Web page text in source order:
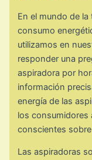
En el mundo de
consumo
utilizamos en
responder una
aspiradora por
información
energía de las
los consumidores
conscientes
Las aspiradoras